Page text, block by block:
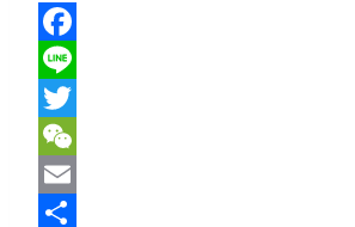
Facebook
Line
Twitter
WeChat
Email